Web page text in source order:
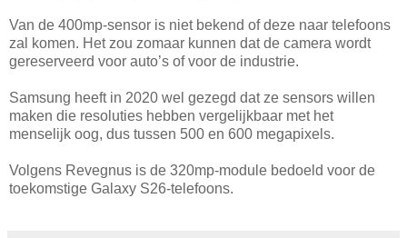
Van de 400mp-sensor is niet bekend of deze naar telefoons
zal komen. Het zou zomaar kunnen dat de camera wordt
gereserveerd voor auto’s of voor de industrie.
Samsung heeft in 2020 wel gezegd dat ze sensors willen
maken die resoluties hebben vergelijkbaar met het
menselijk oog, dus tussen 500 en 600 megapixels.
Volgens Revegnus is de 320mp-module bedoeld voor de
toekomstige Galaxy S26-telefoons.